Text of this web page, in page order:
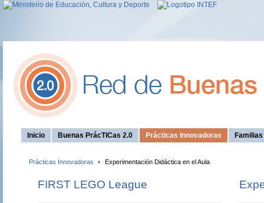
Inicio Buenas PrácTICas 2.0 Prácticas Innovadoras
Prácticas Innovadoras Experimentación Didáctica en el Aula
FIRST LEGO League